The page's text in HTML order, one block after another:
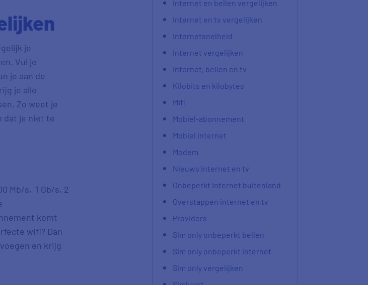
je
Vul je
je aan de
je alle
Zo weet je
dat je niet te
Mb/s, 1 Gb/s, 2
komt
wifi? Dan
en krijg
Internet en bellen vergelijken
Internet en tv vergelijken
Internetsnelheid
Internet vergelijken
Internet, bellen en tv
Kilobits en kilobytes
Mifi
Mobiel-abonnement
Mobiel internet
Modem
Nieuws internet en tv
Onbeperkt internet buitenland
Overstappen internet en tv
Providers
Sim only onbeperkt bellen
Sim only onbeperkt internet
Sim only vergelijken